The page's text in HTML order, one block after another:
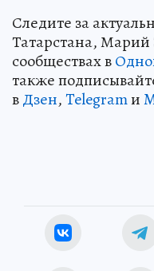
Следите за
Татарстана,
сообществах в
также
вДзен,Telegramи